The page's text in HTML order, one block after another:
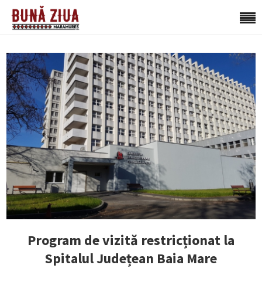
Program de vizită restricționat la
Spitalul Județean Baia Mare